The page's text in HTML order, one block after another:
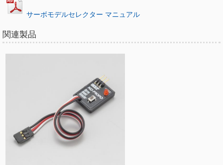
サーボモデルセレクター マニュアル
関連製品